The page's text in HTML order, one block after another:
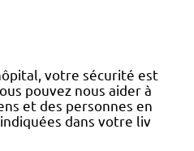
votre sécurité est
pouvez nous aider à
et des personnes en
dans votre liv